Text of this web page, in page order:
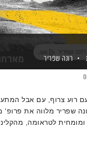
רונה שפריר
רוע צרוף, עם אבל
שפריר מלווה את פרופ'
ומומחית לטראומה,